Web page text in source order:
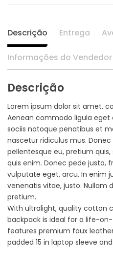
Descrição Entrega
Informações do Vendedor
Descrição
Lorem ipsum dolor sit amet,
Aenean commodo ligula eget
sociis natoque penatibus et
nascetur ridiculus mus.
pellentesque eu, pretium
quis enim. Donec pede justo,
vulputate eget, arcu. In enim
venenatis vitae, justo. Nullam
pretium.
With ultralight, quality cotton
backpack is ideal for a life-
features premium faux
padded 15 in laptop sleeve